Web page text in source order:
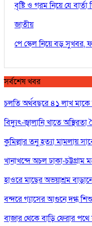
বৃষ্টি ও গরম নিয়ে যে
জাতীয়
পে স্কেল নিয়ে বড় সুখবর,
সর্বশেষ খবর
চলতি অর্থবছরে ৪১ লাখ মাকে
বিদ্যুৎ-জ্বালানি খাতে অস্থিরতা
কুমিল্লার তনু হত্যা মামলায়
খানাখন্দে অচল ঢাকা-
হাওরে মাছের অভয়াশ্রম
বন্দরে গ্যাসের আগুনে দগ্ধ
বাজার থেকে বাড়ি ফেরার